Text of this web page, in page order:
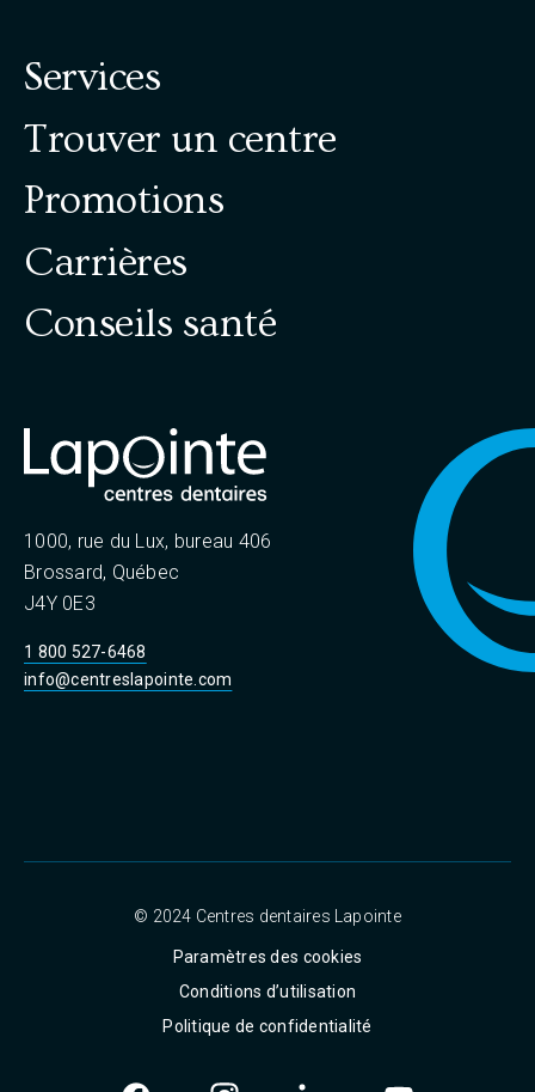
Services
Trouver un centre
Promotions
Carrières
Conseils santé
1000, rue du Lux, bureau 406
Brossard, Québec
J4Y 0E3
1 800 527-6468
info@centreslapointe.com
© 2024 Centres dentaires Lapointe
Paramètres des cookies
Conditions d’utilisation
Politique de confidentialité